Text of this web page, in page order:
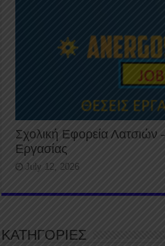
Σχολική Εφορεία Λατσιών
Εργασίας
July 12, 2026
ΚΑΤΗΓΟΡΙΕΣ